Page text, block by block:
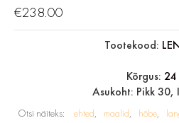
€238.00
Tootekood:
Kõrgus: 24
Asukoht: Pikk
Otsi näiteks: ehted maalid hõbe